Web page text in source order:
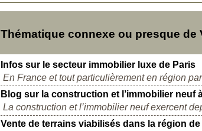
Thématique connexe ou presque
Infos sur le secteur immobilier luxe de Paris
En France et tout particulièrement en région
Blog sur la construction et l’immobilier neuf
La construction et l’immobilier neuf exercent
Vente de terrains viabilisés dans la région